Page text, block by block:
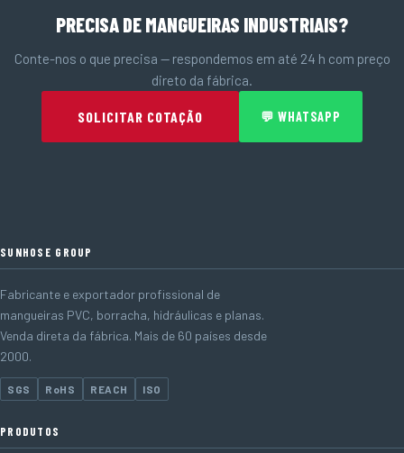
PRECISA DE MANGUEIRAS INDUSTRIAIS?
Conte-nos o que precisa — respondemos em até 24 h com preço
direto da fábrica.
SOLICITAR COTAÇÃO 💬 WHATSAPP
SUNHOSE GROUP
Fabricante e exportador profissional de
mangueiras PVC, borracha, hidráulicas e planas.
Venda direta da fábrica. Mais de 60 países desde
2000.
SGS RoHS REACH ISO
PRODUTOS